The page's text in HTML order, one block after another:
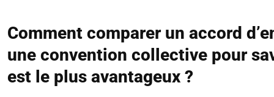
Comment comparer un accord
une convention collective pour
est le plus avantageux ?